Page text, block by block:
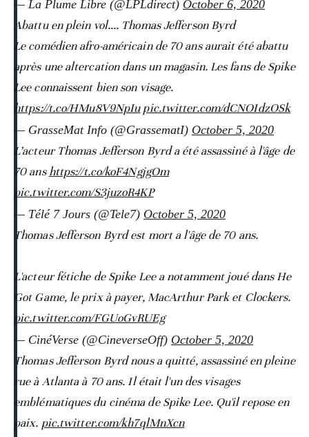
— La Plume Libre (@LPLdirect) October 6, 2020
Abattu en plein vol…. Thomas Jefferson Byrd
Le comédien afro-américain de 70 ans aurait été abattu
après une altercation dans un magasin. Les fans de Spike
Lee connaissent bien son visage.
https://t.co/HMu8V9NpIu pic.twitter.com/dCNOIdzOSk
— GrasseMat Info (@GrassematI) October 5, 2020
L’acteur Thomas Jefferson Byrd a été assassiné à l'âge de
70 anshttps://t.co/koF4NgjgOm
pic.twitter.com/S3juzoR4KP
— Télé 7 Jours (@Tele7) October 5, 2020
Thomas Jefferson Byrd est mort a l'âge de 70 ans.
L'acteur fétiche de Spike Lee a notamment joué dans He
Got Game, le prix à payer, MacArthur Park et Clockers.
pic.twitter.com/FGUoGvRUEg
— CinéVerse (@CineverseOff) October 5, 2020
Thomas Jefferson Byrd nous a quitté, assassiné en pleine
rue à Atlanta à 70 ans. Il était l'un des visages
emblématiques du cinéma de Spike Lee. Qu'il repose en
paix. pic.twitter.com/kh7qlMnXcn